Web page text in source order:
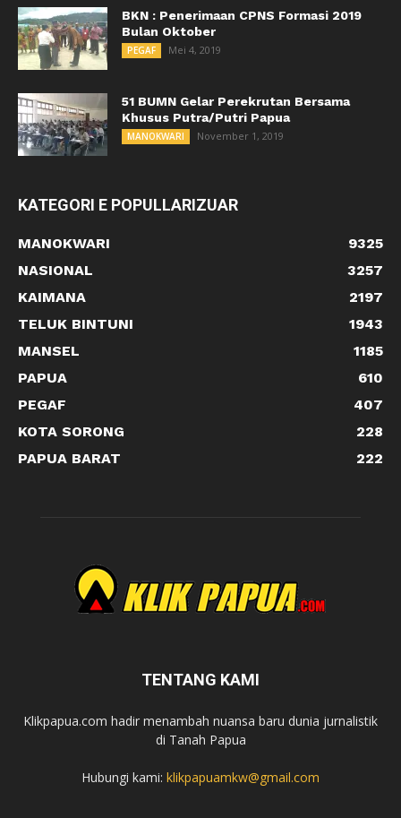
BKN : Penerimaan CPNS Formasi 2019
Bulan Oktober
PEGAF Mei 4, 2019
51 BUMN Gelar Perekrutan Bersama
Khusus Putra/Putri Papua
MANOKWARI November 1, 2019
KATEGORI E POPULLARIZUAR
MANOKWARI
9325
NASIONAL
3257
KAIMANA
2197
TELUK BINTUNI
1943
MANSEL
1185
PAPUA
610
PEGAF
407
KOTA SORONG
228
PAPUA BARAT
222
TENTANG KAMI
Klikpapua.com hadir menambah nuansa baru dunia jurnalistik
di Tanah Papua
Hubungi kami: klikpapuamkw@gmail.com